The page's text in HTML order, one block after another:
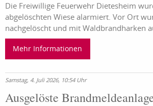
Die Freiwillige Feuerwehr Dietesheim
abgelöschten Wiese alarmiert. Vor Ort
nachgelöscht und mit Waldbrandharken
Mehr Informationen
Samstag, 4. Juli 2026, 10:54 Uhr
Ausgelöste